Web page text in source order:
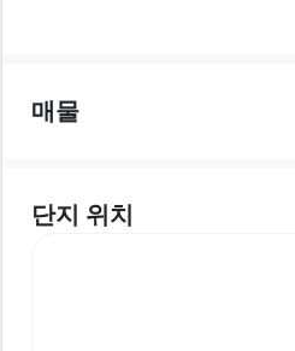
매물
단지 위치